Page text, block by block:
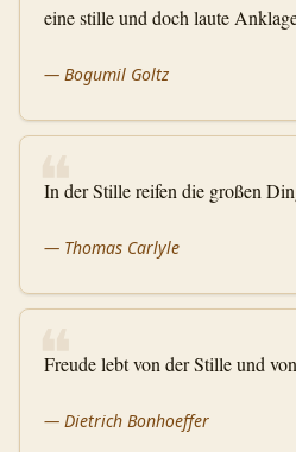
eine stille und doch laute
— Bogumil Goltz
❝
In der Stille reifen die großen
— Thomas Carlyle
❝
Freude lebt von der Stille und
— Dietrich Bonhoeffer